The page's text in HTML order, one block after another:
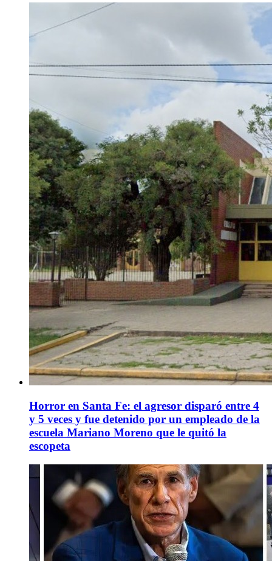
Horror en Santa Fe: el agresor disparó entre 4
y 5 veces y fue detenido por un empleado de la
escuela Mariano Moreno que le quitó la
escopeta